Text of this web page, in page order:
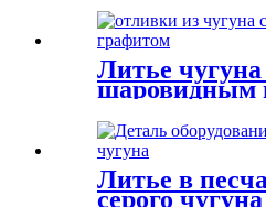
Литье чугуна
шаровидным
формы
Литье в
серого чугуна